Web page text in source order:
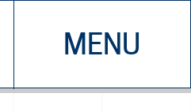
MENU
CHI SIAMO